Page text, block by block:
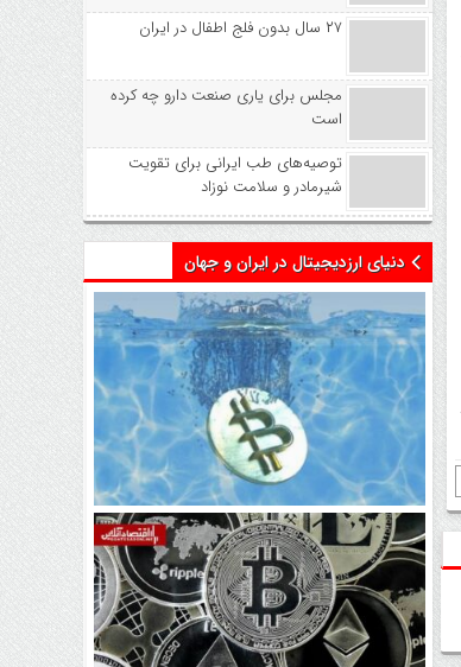
۲۷ سال بدون فلج اطفال در ایران
مجلس برای یاری صنعت دارو چه کرده
است
توصیه‌های طب ایرانی برای تقویت
شیرمادر و سلامت نوزاد
دنیای ارزدیجیتال در ایران و جهان
اتفاق تاریخی در بازار رمزارزها /
بیت‌کوین سبز شد